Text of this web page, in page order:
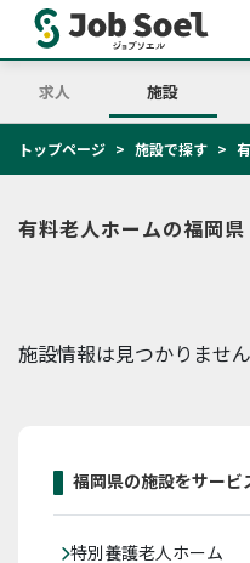
求人 施設
トップページ 施設で探す
有料老人ホームの福岡
施設情報は見つかりません
福岡県の施設をサービ
特別養護老人ホーム